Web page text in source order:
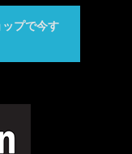
プで今す